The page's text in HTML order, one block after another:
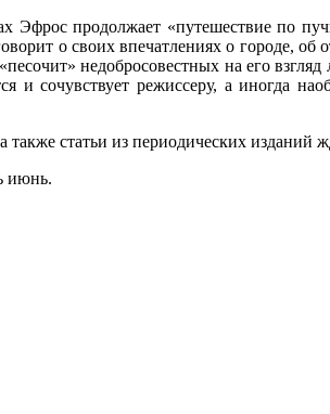
Эфрос продолжает «путешествие по
о своих впечатлениях о городе, об
недобросовестных на его
и сочувствует режиссеру, а иногда
статьи из периодических изданий
июнь.